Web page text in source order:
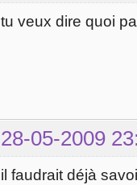
tu veux dire quoi
28-05-2009
il faudrait déjà